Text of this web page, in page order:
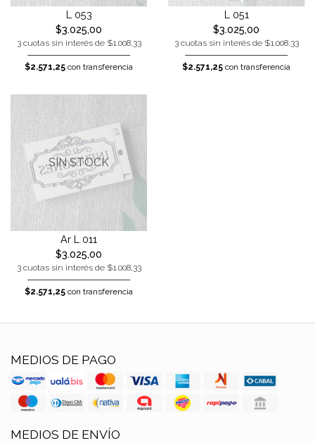
L 053
$3.025,00
3 cuotas sin interés de $1.008,33
$2.571,25 con transferencia
L 051
$3.025,00
3 cuotas sin interés de $1.008,33
$2.571,25 con transferencia
SIN STOCK
Ar L 011
$3.025,00
3 cuotas sin interés de $1.008,33
$2.571,25 con transferencia
MEDIOS DE PAGO
MEDIOS DE ENVÍO